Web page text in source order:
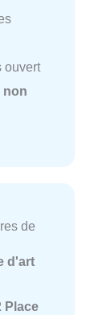
ouvert
non
de
d'art
Place